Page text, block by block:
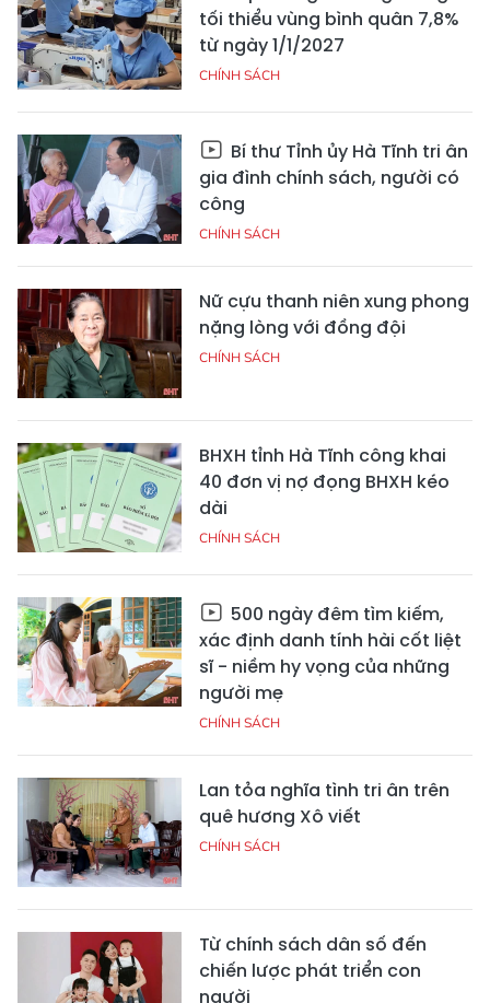
tối thiểu vùng bình quân 7,8%
từ ngày 1/1/2027
CHÍNH SÁCH
Bí thư Tỉnh ủy Hà Tĩnh tri ân
gia đình chính sách, người có
công
CHÍNH SÁCH
Nữ cựu thanh niên xung phong
nặng lòng với đồng đội
CHÍNH SÁCH
BHXH tỉnh Hà Tĩnh công khai
40 đơn vị nợ đọng BHXH kéo
dài
CHÍNH SÁCH
500 ngày đêm tìm kiếm,
xác định danh tính hài cốt liệt
sĩ - niềm hy vọng của những
người mẹ
CHÍNH SÁCH
Lan tỏa nghĩa tình tri ân trên
quê hương Xô viết
CHÍNH SÁCH
Từ chính sách dân số đến
chiến lược phát triển con
người